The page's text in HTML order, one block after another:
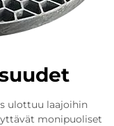
ulottuu laajoihin
monipuoliset